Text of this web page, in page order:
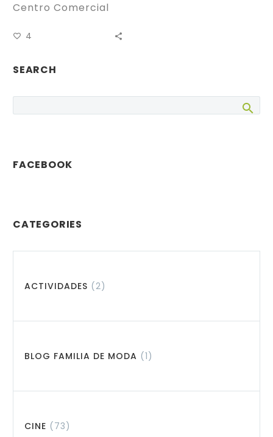
Centro Comercial
XXXIV Torneo Blitz
4
SEARCH
FACEBOOK
CATEGORIES
ACTIVIDADES (2)
BLOG FAMILIA DE MODA (1)
CINE (73)